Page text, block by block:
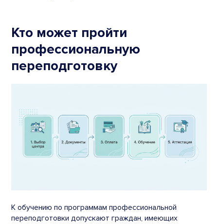
Кто может пройти
профессиональную
переподготовку
К обучению по программам профессиональной
переподготовки допускают граждан, имеющих